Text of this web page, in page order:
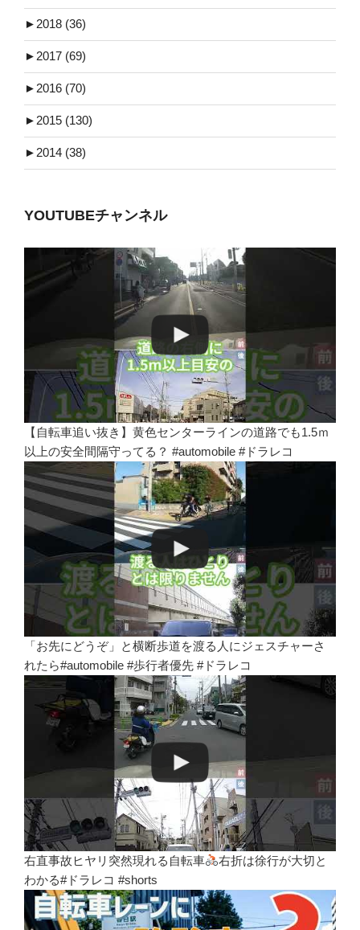
► 2018 (36)
► 2017 (69)
► 2016 (70)
► 2015 (130)
► 2014 (38)
YOUTUBEチャンネル
【自転車追い抜き】黄色センターラインの道路でも1.5ｍ
以上の安全間隔守ってる？ #automobile #ドラレコ
「お先にどうぞ」と横断歩道を渡る人にジェスチャーさ
れたら#automobile #歩行者優先 #ドラレコ
右直事故ヒヤリ突然現れる自転車
右折は徐行が大切と
わかる#ドラレコ #shorts